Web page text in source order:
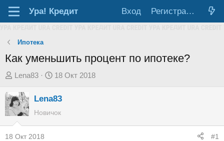
Ура! Кредит Вход Регистрация
Ипотека
Как уменьшить процент по ипотеке?
А
т
о
р
т
Lena83
Д
т
а
18 Окт 2018
Lena83
Новичок
18 Окт 2018 #1